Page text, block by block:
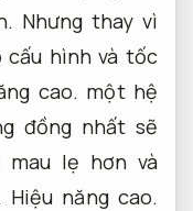
Nhưng thay vì
hình và tốc
cao. một hệ
đồng nhất sẽ
mau lẹ hơn và
Hiệu năng cao.